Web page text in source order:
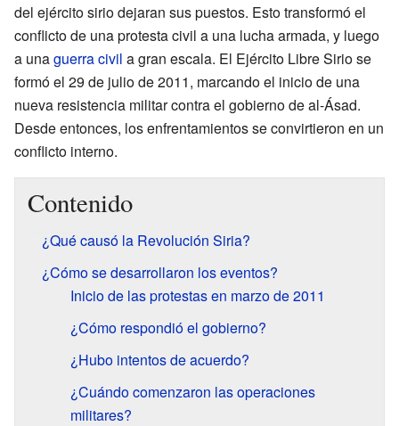
del ejército sirio dejaran sus puestos. Esto transformó el
conflicto de una protesta civil a una lucha armada, y luego
a unaguerra civil a gran escala. El Ejército Libre Sirio se
formó el 29 de julio de 2011, marcando el inicio de una
nueva resistencia militar contra el gobierno de al-Ásad.
Desde entonces, los enfrentamientos se convirtieron en un
conflicto interno.
Contenido
¿Qué causó la Revolución Siria?
¿Cómo se desarrollaron los eventos?
Inicio de las protestas en marzo de 2011
¿Cómo respondió el gobierno?
¿Hubo intentos de acuerdo?
¿Cuándo comenzaron las operaciones
militares?